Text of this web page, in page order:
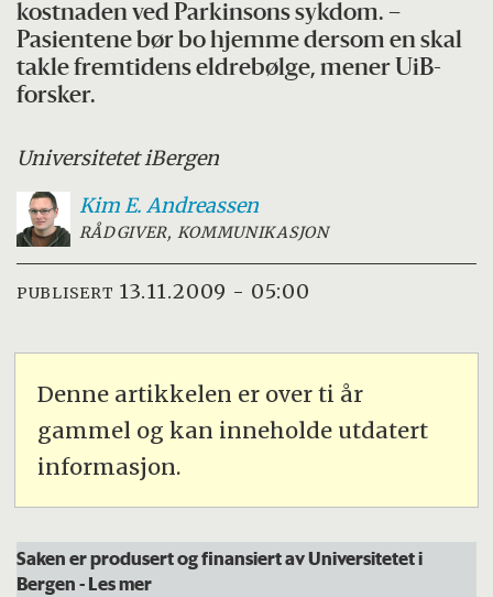
kostnaden ved Parkinsons sykdom. –
Pasientene bør bo hjemme dersom en skal
takle fremtidens eldrebølge, mener UiB-
forsker.
Universitetet iBergen
Kim E. Andreassen
RÅDGIVER, KOMMUNIKASJON
PUBLISERT 13.11.2009 - 05:00
Denne artikkelen er over ti år
gammel og kan inneholde utdatert
informasjon.
Saken er produsert og finansiert av Universitetet i
Bergen- Les mer